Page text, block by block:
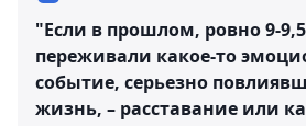
"Если в прошлом, ровно 9-
переживали какое-то
событие, серьезно
жизнь, – расставание или